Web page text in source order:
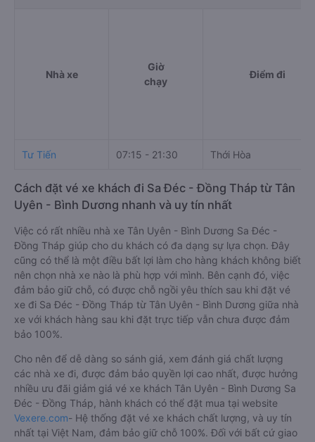
Nhà xe
Giờ
chạy
Điểm đi
Tư Tiến 07:15 - 21:30 Thới Hòa
Cách đặt vé xe khách đi Sa Đéc - Đồng Tháp từ Tân
Uyên - Bình Dương nhanh và uy tín nhất
Việc có rất nhiều nhà xe Tân Uyên - Bình Dương Sa Đéc -
Đồng Tháp giúp cho du khách có đa dạng sự lựa chọn. Đây
cũng có thể là một điều bất lợi làm cho hàng khách không biết
nên chọn nhà xe nào là phù hợp với mình. Bên cạnh đó, việc
đảm bảo giữ chỗ, có được chỗ ngồi yêu thích sau khi đặt vé
xe đi Sa Đéc - Đồng Tháp từ Tân Uyên - Bình Dương giữa nhà
xe với khách hàng sau khi đặt trực tiếp vẫn chưa được đảm
bảo 100%.
Cho nên để dễ dàng so sánh giá, xem đánh giá chất lượng
các nhà xe đi, được đảm bảo quyền lợi cao nhất, được hưởng
nhiều ưu đãi giảm giá vé xe khách Tân Uyên - Bình Dương Sa
Đéc - Đồng Tháp, hành khách có thể đặt mua tại website
Vexere.com- Hệ thống đặt vé xe khách chất lượng, và uy tín
nhất tại Việt Nam, đảm bảo giữ chỗ 100%. Đối với bất cứ giao